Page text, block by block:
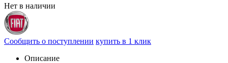
Нет в наличии
Сообщить о поступлении купить в 1 клик
Описание